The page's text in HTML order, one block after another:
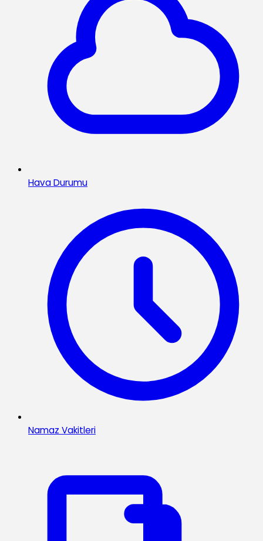
Hava Durumu
Namaz Vakitleri